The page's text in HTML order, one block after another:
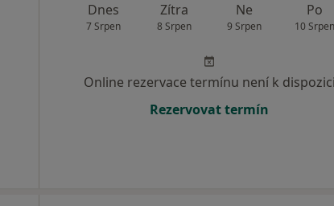
Dnes
7 Srpen
Zítra
8 Srpen
Ne
9 Srpen
Po
10 Srpen
Online rezervace termínu není k dispozici
Rezervovat termín